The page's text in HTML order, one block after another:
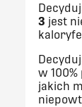
3 jest
w
jakich